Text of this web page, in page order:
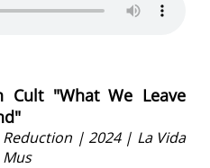
Cult "What We Leave
| 2024 | La Vida
Mus